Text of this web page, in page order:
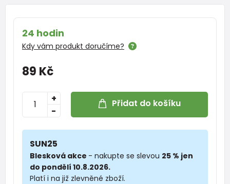
24 hodin
Kdy vám produkt doručíme?
89 Kč
-
+ Přidat do košíku
SUN25
Blesková akce - nakupte se slevou 25 % jen
do pondělí 10.8.2026.
Platí i na již zlevněné zboží.